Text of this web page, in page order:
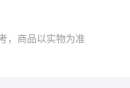
，商品以实物为准